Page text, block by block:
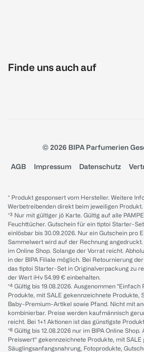
Finde uns auch auf
© 2026 BIPA Parfumerien
AGB Impressum Datenschutz
* Produkt gesponsert vom Hersteller. Weitere
Werbetreibenden direkt beim jeweiligen Produkt.
*³ Nur mit gültiger jö Karte. Gültig auf alle
Feuchttücher. Gutschein für ein tiptoi Starter-
einlösbar bis 30.09.2026. Nur ein Gutschein pro
Sammelwert wird auf der Rechnung angedruckt.
im Online Shop. Solange der Vorrat reicht.
in der BIPA Filiale möglich. Bei Retournierung
das tiptoi Starter-Set in Originalverpackung zu
der Wert iHv 54.99 € einbehalten.
*⁴ Gültig bis 19.08.2026. Ausgenommen
Produkte, mit SALE gekennzeichnete Produkte,
Baby-Premium-Artikel sowie Pfand. Nicht mit
kombinierbar. Preise werden kaufmännisch
reicht. Bei 1+1 Aktionen ist das günstigste
*⁸ Gültig bis 12.08.2026 nur im BIPA Online
Preiswert“ gekennzeichnete Produkte, mit
Säuglingsanfangsnahrung, Fotoprodukte,